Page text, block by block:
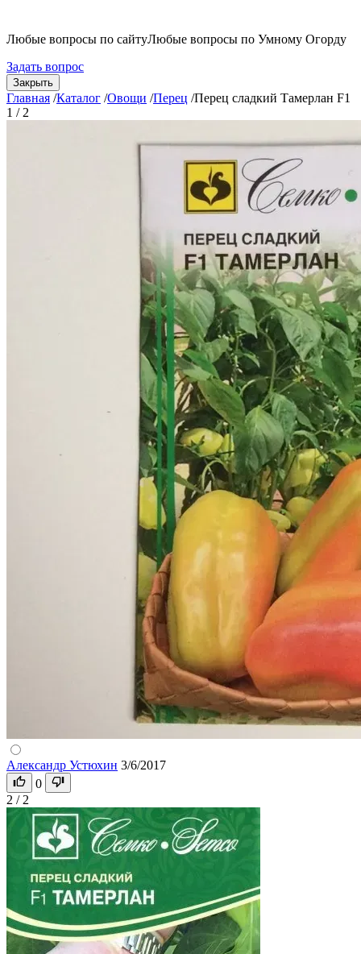
Любые вопросы по сайтуЛюбые вопросы по Умному Огорду
Задать вопрос
Закрыть
Главная /Каталог /Овощи /Перец /Перец сладкий Тамерлан F1
1 / 2
Александр Устюхин 3/6/2017
0
2 / 2